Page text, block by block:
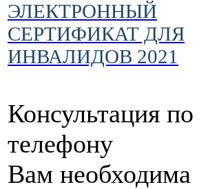
ЭЛЕКТРОННЫЙ
СЕРТИФИКАТ ДЛЯ
ИНВАЛИДОВ 2021
Консультация по
телефону
Вам необходима